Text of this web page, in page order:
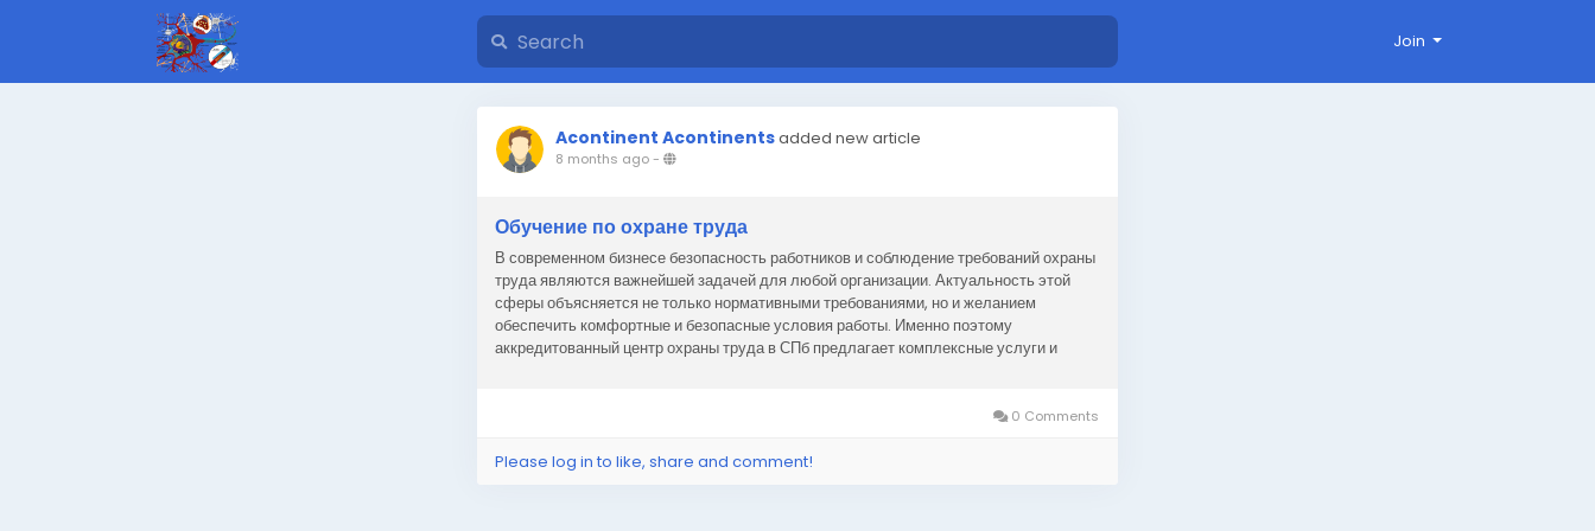
Join
Acontinent Acontinentsadded new article
8 months ago-
Обучение по охране труда
В современном бизнесе безопасность работников и соблюдение требований охраны
труда являются важнейшей задачей для любой организации. Актуальность этой
сферы объясняется не только нормативными требованиями, но и желанием
обеспечить комфортные и безопасные условия работы. Именно поэтому
аккредитованный центр охраны труда в СПб предлагает комплексные услуги и
0 Comments
Please log in to like, share and comment!